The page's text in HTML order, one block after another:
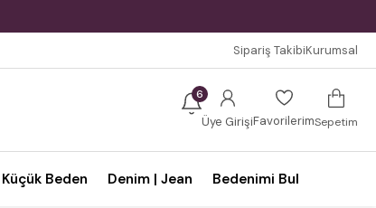
Sipariş TakibiKurumsal
6
Üye GirişiFavorilerimSepetim
Küçük Beden Denim | Jean Bedenimi Bul